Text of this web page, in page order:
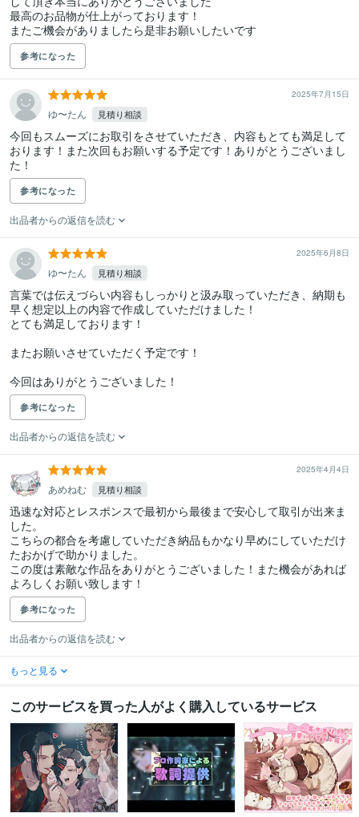
最高のお品物が仕上がっております！
またご機会がありましたら是非お願いしたいです
参考になった
2025年7月15日
ゆ〜たん 見積り相談
今回もスムーズにお取引をさせていただき、内容もとても満足して
おります！また次回もお願いする予定です！ありがとうございまし
た！
参考になった
出品者からの返信を読む
2025年6月8日
ゆ〜たん 見積り相談
言葉では伝えづらい内容もしっかりと汲み取っていただき、納期も
早く想定以上の内容で作成していただけました！
とても満足しております！
またお願いさせていただく予定です！
今回はありがとうございました！
参考になった
出品者からの返信を読む
2025年4月4日
あめねむ 見積り相談
迅速な対応とレスポンスで最初から最後まで安心して取引が出来ま
した。
こちらの都合を考慮していただき納品もかなり早めにしていただけ
たおかげで助かりました。
この度は素敵な作品をありがとうございました！また機会があれば
よろしくお願い致します！
参考になった
出品者からの返信を読む
もっと見る
このサービスを買った人がよく購入しているサービス